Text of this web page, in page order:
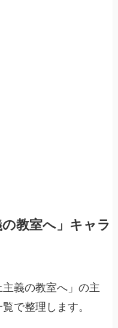
の教室へ」キャラ
義の教室へ」の主
で整理します。